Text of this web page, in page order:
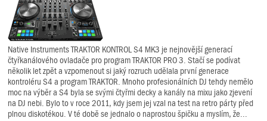
Native Instruments TRAKTOR KONTROL S4 MK3 je nejnovější generací
čtyřkanálového ovladače pro program TRAKTOR PRO 3. Stačí se podívat
několik let zpět a vzpomenout si jaký rozruch udělala první generace
kontroléru S4 a program TRAKTOR. Mnoho profesionálních DJ tehdy nemělo
moc na výběr a S4 byla se svými čtyřmi decky a kanály na mixu jako zjevení
na DJ nebi. Bylo to v roce 2011, kdy jsem jej vzal na test na retro párty před
plnou diskotékou. V té době se jednalo o naprostou špičku a myslím, že...